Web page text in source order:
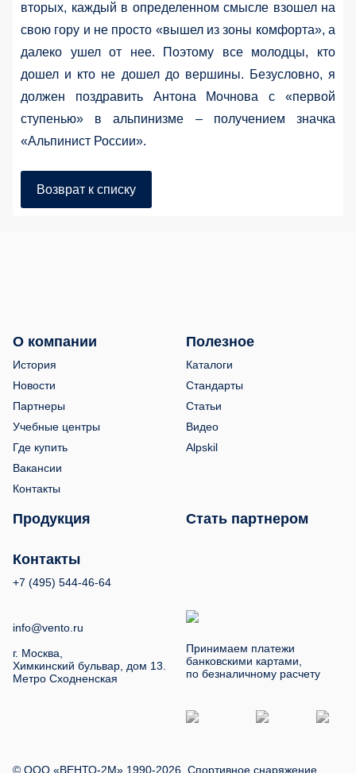
вторых, каждый в определенном смысле взошел на
свою гору и не просто «вышел из зоны комфорта», а
далеко ушел от нее. Поэтому все молодцы, кто
дошел и кто не дошел до вершины. Безусловно, я
должен поздравить Антона Мочнова с «первой
ступенью» в альпинизме – получением значка
«Альпинист России».
Возврат к списку
О компании
История
Новости
Партнеры
Учебные центры
Где купить
Вакансии
Контакты
Полезное
Каталоги
Стандарты
Статьи
Видео
Alpskil
Продукция Стать партнером
Контакты
+7 (495) 544-46-64
info@vento.ru
г. Москва,
Химкинский бульвар, дом 13.
Метро Сходненская
Принимаем платежи
банковскими картами,
по безналичному расчету
© ООО «ВЕНТО-2М» 1990-2026. Спортивное снаряжение,